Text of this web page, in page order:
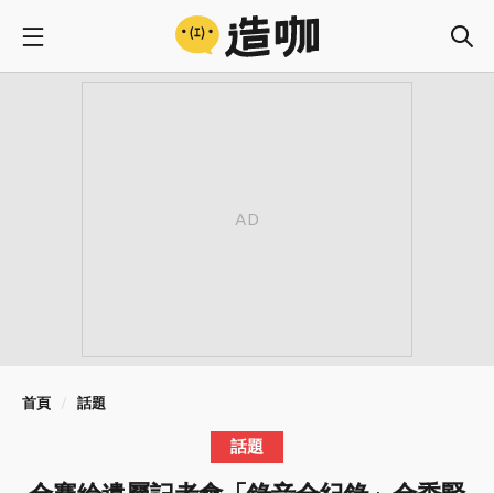
首頁 話題
話題